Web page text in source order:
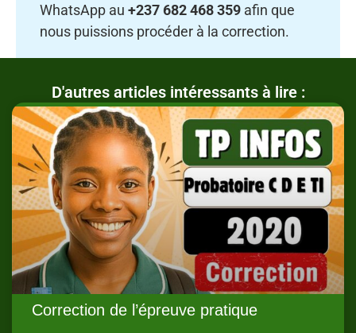
WhatsApp au +237 682 468 359 afin que
nous puissions procéder à la correction.
D'autres articles intéressants à lire :
Correction de l’épreuve pratique